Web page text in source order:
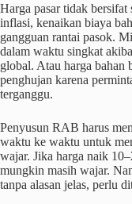
Harga pasar tidak bersifat
inflasi, kenaikan biaya
gangguan rantai pasok.
dalam waktu singkat
global. Atau harga bahan
penghujan karena
terganggu.
Penyusun RAB harus
waktu ke waktu untuk
wajar. Jika harga naik
mungkin masih wajar.
tanpa alasan jelas, perlu